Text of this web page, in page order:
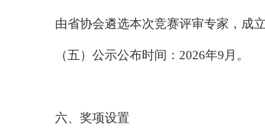
由省协会遴选本次竞赛评审专家，成
（五）公示公布时间： 2026年9月 。
六、奖项设置